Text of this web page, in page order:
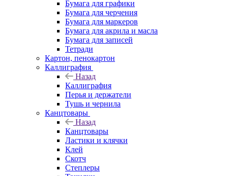
Бумага для графики
Бумага для черчения
Бумага для маркеров
Бумага для акрила и масла
Бумага для записей
Тетради
Картон, пенокартон
Каллиграфия
Назад
Каллиграфия
Перья и держатели
Тушь и чернила
Канцтовары
Назад
Канцтовары
Ластики и клячки
Клей
Скотч
Степлеры